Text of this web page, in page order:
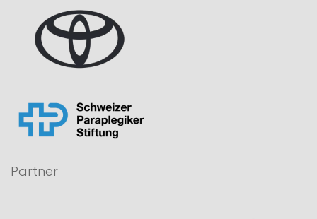
Partner